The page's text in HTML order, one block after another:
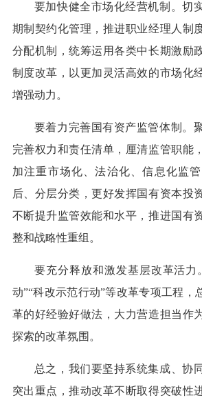
要加快健全市场化经营机制。切
期制契约化管理，推进职业经理人制
分配机制，统筹运用各类中长期激励
制度改革，以更加灵活高效的市场化
增强动力。
要着力完善国有资产监管体制。
完善权力和责任清单，厘清监管职能
加注重市场化、法治化、信息化监
后、分层分类，更好发挥国有资本投
不断提升监管效能和水平，推进国有
整和战略性重组。
要充分释放和激发基层改革活力
动”“科改示范行动”等改革专项工程，
革的好经验好做法，大力营造担当作
探索的改革氛围。
总之，我们要坚持系统集成、协
突出重点，推动改革不断取得突破性